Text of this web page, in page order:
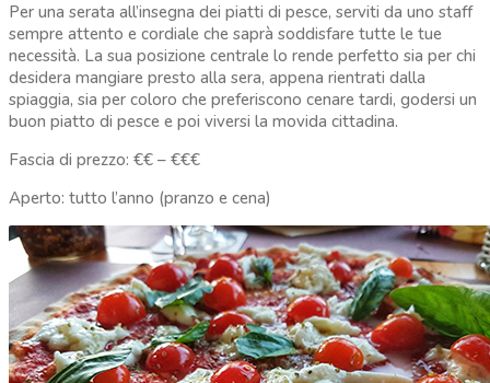
Per una serata all’insegna dei piatti di pesce, serviti da uno staff
sempre attento e cordiale che saprà soddisfare tutte le tue
necessità. La sua posizione centrale lo rende perfetto sia per chi
desidera mangiare presto alla sera, appena rientrati dalla
spiaggia, sia per coloro che preferiscono cenare tardi, godersi un
buon piatto di pesce e poi viversi la movida cittadina.
Fascia di prezzo: €€ – €€€
Aperto: tutto l’anno (pranzo e cena)